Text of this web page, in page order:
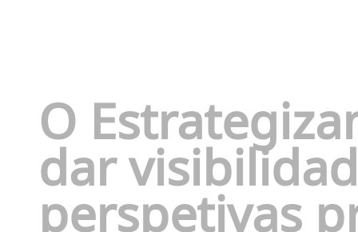
O
dar
perspetivas